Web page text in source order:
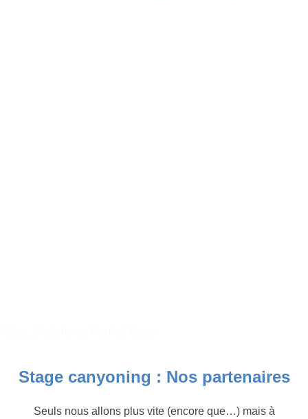
Stage canyoning : Nos partenaires
Seuls nous allons plus vite (encore que…) mais à